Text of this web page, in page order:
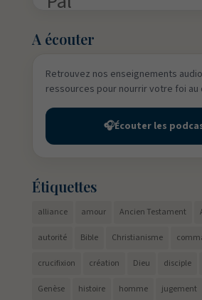
A écouter
Retrouvez nos enseignements
ressources pour nourrir votre foi au
🎧Écouter les
Étiquettes
alliance amour Ancien Testament
autorité Bible Christianisme
crucifixion création Dieu disciple
Genèse histoire homme jugement